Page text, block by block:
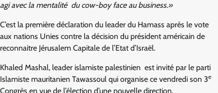
agi avec la mentalité du cow-boy face au business.»
C’est la première déclaration du leader du Hamass après le vote
aux nations Unies contre la décision du président américain de
reconnaitre Jérusalem Capitale de l’Etat d’Israël.
Khaled Mashal, leader islamiste palestinien est invité par le parti
Islamiste mauritanien Tawassoul qui organise ce vendredi son 3e
Congrès en vue de l’élection d’une nouvelle direction.